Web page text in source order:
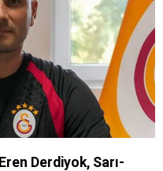
Derdiyok, Sarı-